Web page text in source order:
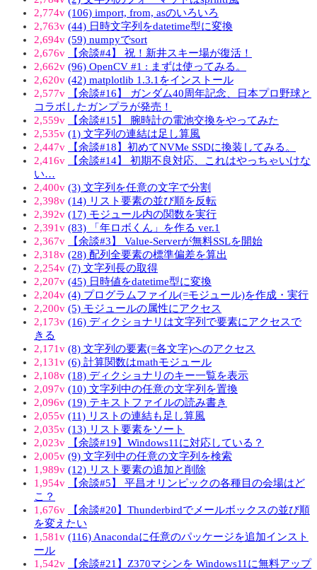
2,774v (106) import, from, asのいろいろ
2,763v (44) 日時文字列をdatetime型に変換
2,694v (59) numpyでsort
2,676v
【余談#4】 祝！新井スキー場が復活！
2,662v (96) OpenCV #1 : まずは使ってみる。
2,620v (42) matplotlib 1.3.1をインストール
2,577v
【余談#16】 ガンダム40周年記念、日本プロ野球と
コラボしたガンプラが発売！
2,559v
【余談#15】 腕時計の電池交換をやってみた
2,535v (1) 文字列の連結は足し算風
2,447v
【余談#18】初めてNVMe SSDに換装してみる。
2,416v
【余談#14】 初期不良対応、これはやっちゃいけな
い…
2,400v (3) 文字列を任意の文字で分割
2,398v (14) リスト要素の並び順を反転
2,392v (17) モジュール内の関数を実行
2,391v (83) 「年ロボくん」を作る ver.1
2,367v
【余談#3】 Value-Serverが無料SSLを開始
2,318v (28) 配列全要素の標準偏差を算出
2,254v (7) 文字列長の取得
2,207v (45) 日時値をdatetime型に変換
2,204v (4) プログラムファイル(=モジュール)を作成・実行
2,200v (5) モジュールの属性にアクセス
2,173v (16) ディクショナリは文字列で要素にアクセスで
きる
2,171v (8) 文字列の要素(=各文字)へのアクセス
2,131v (6) 計算関数はmathモジュール
2,108v (18) ディクショナリのキー一覧を表示
2,097v (10) 文字列中の任意の文字列を置換
2,096v (19) テキストファイルの読み書き
2,055v (11) リストの連結も足し算風
2,035v (13) リスト要素をソート
2,023v
【余談#19】Windows11に対応している？
2,005v (9) 文字列中の任意の文字列を検索
1,989v (12) リスト要素の追加と削除
1,954v
【余談#5】 平昌オリンピックの各種目の会場はど
こ？
1,676v
【余談#20】Thunderbirdでメールボックスの並び順
を変えたい
1,581v (116) Anacondaに任意のパッケージを追加インスト
ール
1,542v
【余談#21】Z370マシンを Windows11に無料アップ